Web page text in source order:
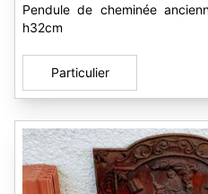
Pendule de cheminée
h32cm
Particulier